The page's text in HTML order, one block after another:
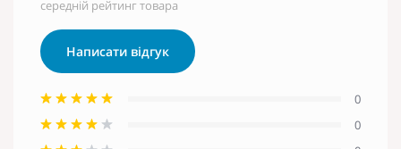
середній рейтинг товара
Написати відгук
0
0